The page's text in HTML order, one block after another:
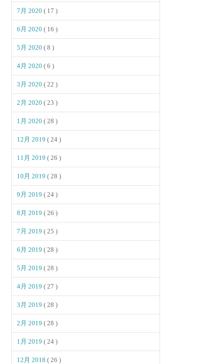
7月 2020( 17 )
6月 2020( 16 )
5月 2020( 8 )
4月 2020( 6 )
3月 2020( 22 )
2月 2020( 23 )
1月 2020( 28 )
12月 2019( 24 )
11月 2019( 26 )
10月 2019( 28 )
9月 2019( 24 )
8月 2019( 26 )
7月 2019( 25 )
6月 2019( 28 )
5月 2019( 28 )
4月 2019( 27 )
3月 2019( 28 )
2月 2019( 28 )
1月 2019( 24 )
12月 2018( 26 )